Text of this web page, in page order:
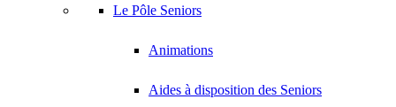
Le Pôle Seniors
Animations
Aides à disposition des Seniors